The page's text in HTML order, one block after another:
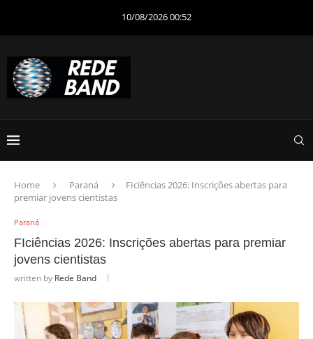
10/08/2026 00:52
Home Paraná
FIciências 2026: Inscrições abertas para
premiar jovens cientistas
Paraná
FIciências 2026: Inscrições abertas para premiar
jovens cientistas
written by Rede Band